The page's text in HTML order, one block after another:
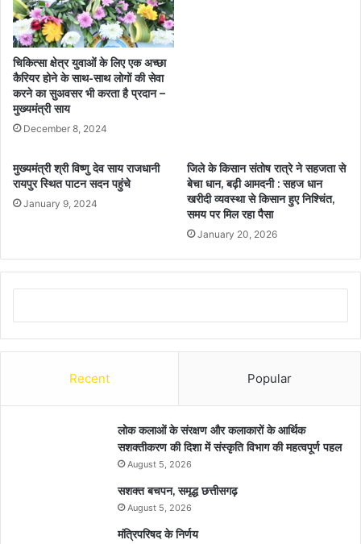
चिकित्सा क्षेत्र युवाओं के लिए एक अच्छा
कैरियर होने के साथ-साथ लोगों की सेवा
करने का सुअवसर भी करता है प्रदान –
मुख्यमंत्री साय
December 8, 2024
मुख्यमंत्री श्री विष्णु देव साय राजधानी
रायपुर स्थित पाटन सदन पहुंचे
January 9, 2024
जिले के किसान संतोष रात्रे ने सहजता से
बेचा धान, बढ़ी आमदनी : सहज धान
खरीदी व्यवस्था से किसान हुए निश्चिंत,
समय पर मिल रहा पैसा
January 20, 2026
Recent Popular
लोक कलाओं के संरक्षण और कलाकारों के आर्थिक
सशक्तीकरण की दिशा में संस्कृति विभाग की महत्वपूर्ण पहल
August 5, 2026
सशक्त बचपन, समृद्ध छत्तीसगढ़
August 5, 2026
मंत्रिपरिषद के निर्णय